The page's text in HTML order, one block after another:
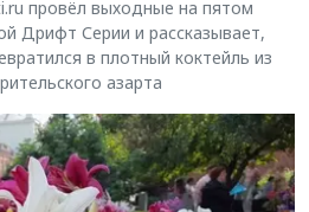
провёл выходные на пятом
Дрифт Серии и рассказывает,
в плотный коктейль из
азарта